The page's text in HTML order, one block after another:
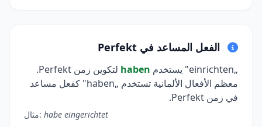
الفعل المساعد في Perfekt
„einrichten" يستخدم haben
لتكوين زمن Perfekt.
معظم الأفعال الألمانية تستخدم „haben" كفعل مساعد
في زمن Perfekt.
مثال: habe eingerichtet